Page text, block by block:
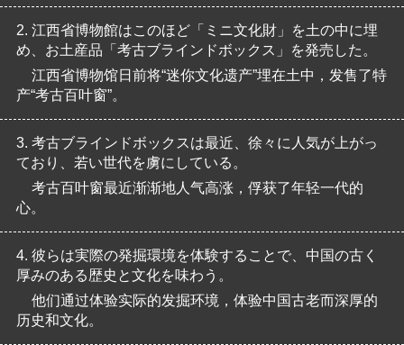
2. 江西省博物館はこのほど「ミニ文化財」を土の中に埋
め、お土産品「考古ブラインドボックス」を発売した。
江西省博物馆日前将“迷你文化遗产”埋在土中，发售了特
产“考古百叶窗”。
3. 考古ブラインドボックスは最近、徐々に人気が上がっ
ており、若い世代を虜にしている。
考古百叶窗最近渐渐地人气高涨，俘获了年轻一代的
心。
4. 彼らは実際の発掘環境を体験することで、中国の古く
厚みのある歴史と文化を味わう。
他们通过体验实际的发掘环境，体验中国古老而深厚的
历史和文化。